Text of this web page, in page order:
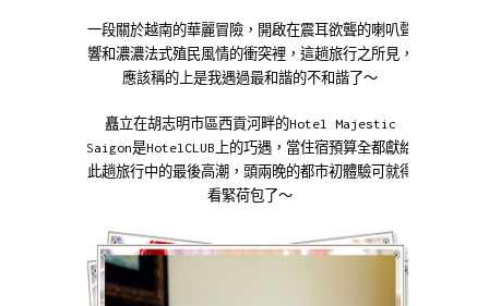
一段關於越南的華麗冒險，開啟在震耳欲聾的喇叭聲
響和濃濃法式殖民風情的衝突裡，這趟旅行之所見，
應該稱的上是我遇過最和諧的不和諧了～
矗立在胡志明市區西貢河畔的Hotel Majestic
Saigon是HotelCLUB上的巧遇，當住宿預算全都獻給
此趟旅行中的最後高潮，頭兩晚的都市初體驗可就得
看緊荷包了～